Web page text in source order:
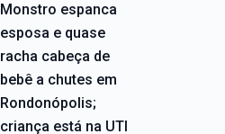
Monstro espanca
esposa e quase
racha cabeça de
bebê a chutes em
Rondonópolis;
criança está na UTI